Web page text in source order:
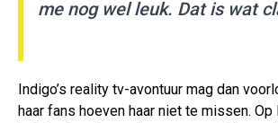
me nog wel leuk. Dat is wat
Indigo’s reality tv-avontuur mag dan
haar fans hoeven haar niet te missen. Op